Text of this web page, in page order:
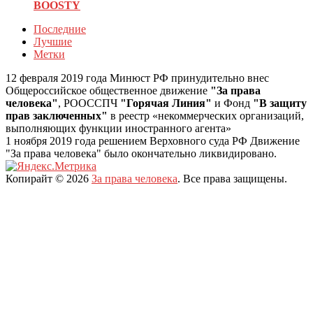
BOOSTY
Последние
Лучшие
Метки
12 февраля 2019 года Минюст РФ принудительно внес
Общероссийское общественное движение "За права
человека", РООССПЧ "Горячая Линия" и Фонд "В защиту
прав заключенных" в реестр «некоммерческих организаций,
выполняющих функции иностранного агента»
1 ноября 2019 года решением Верховного суда РФ Движение
"За права человека" было окончательно ликвидировано.
Копирайт © 2026 За права человека. Все права защищены.